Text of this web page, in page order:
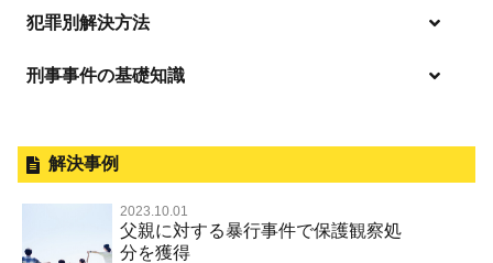
逮捕の不安や悩み
無実・無罪を証明してほしい
示談で解決してほしい
犯罪別解決方法
事件別－暴力事件
過失致死・過失傷害
器物損壊
脅迫・強要
性犯罪 TOP
淫行・援助交際（児童買春、淫行条例、児童福祉法違反）
不同意性交等罪（旧 強制性交等罪，準強制性交等罪），
事件別－財産犯
財産犯 TOP
事件別－薬物事件
刑事事件の基礎知識
刑事裁判の概要・手続
公務員の逮捕・刑事事件
控訴・上告
解決事例
2023.10.01
父親に対する暴行事件で保護観察処
分を獲得